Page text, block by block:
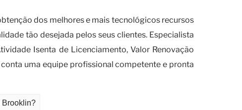
dos melhores e mais tecnológicos recursos
tão desejada pelos seus clientes. Especialista
Isenta de Licenciamento, Valor Renovação
uma equipe profissional competente e pronta
Brooklin?